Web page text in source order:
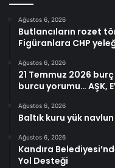
Ağustos 6, 2026
Butlancıların rozet
Figüranlara CHP
Ağustos 6, 2026
21 Temmuz 2026
burcu yorumu… AŞK,
Ağustos 6, 2026
Baltık kuru yük
Ağustos 6, 2026
Kandıra
Yol Desteği